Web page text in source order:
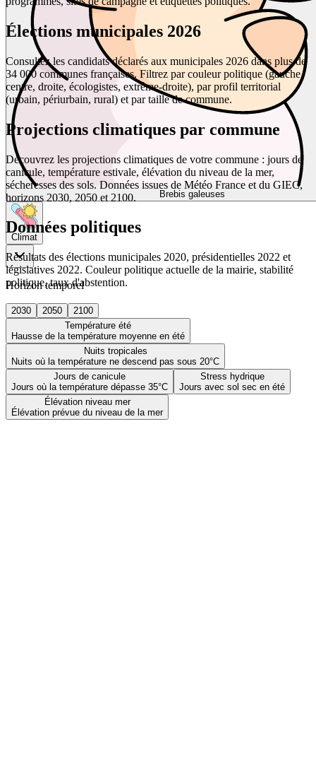
Brebis galeuses
Climat
Horizon temporel
2030 2050
2100
Température été
Hausse de la température moyenne en été
Nuits tropicales
Nuits où la température ne descend pas sous 20°C
Jours de canicule
Jours où la température dépasse 35°C
Stress hydrique
Jours avec sol sec en été
Élévation niveau mer
Élévation prévue du niveau de la mer
Élections municipales 2026
Consultez les candidats déclarés aux municipales 2026 dans plus de
34 000 communes françaises. Filtrez par couleur politique (gauche,
centre, droite, écologistes, extrême-droite), par profil territorial
(urbain, périurbain, rural) et par taille de commune.
Projections climatiques par commune
Découvrez les projections climatiques de votre commune : jours de
canicule, température estivale, élévation du niveau de la mer,
sécheresses des sols. Données issues de Météo France et du GIEC,
horizons 2030, 2050 et 2100.
Données politiques
Résultats des élections municipales 2020, présidentielles 2022 et
législatives 2022. Couleur politique actuelle de la mairie, stabilité
politique, taux d'abstention.